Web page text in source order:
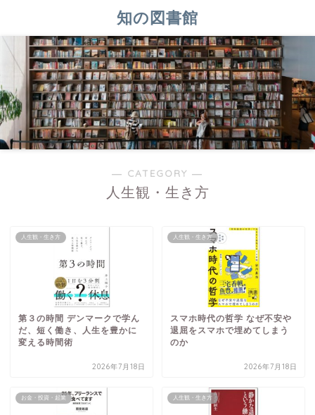
知の図書館
― CATEGORY ―
人生観・生き方
人生観・生き方
第３の時間 デンマークで学ん
だ、短く働き、人生を豊かに
変える時間術
2026年7月18日
人生観・生き方
スマホ時代の哲学 なぜ不安や
退屈をスマホで埋めてしまう
のか
2026年7月18日
お金・投資・起業 人生観・生き方